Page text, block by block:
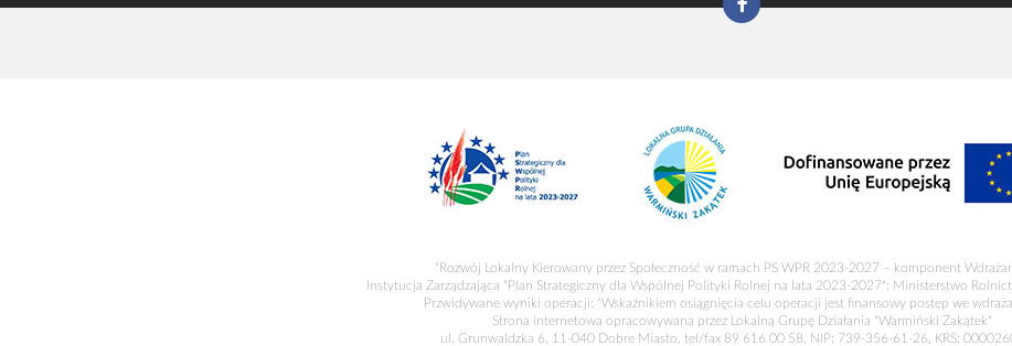
"Rozwój Lokalny Kierowany przez Społeczność w ramach PS WPR 2023-2027 – komponent
Instytucja Zarządzająca "Plan Strategiczny dla Wspólnej Polityki Rolnej na lata 2023-2027": Ministerstwo
Przwidywane wyniki operacji: "Wskaźnikiem osiągnięcia celu operacji jest finansowy postęp we
Strona internetowa opracowywana przez Lokalną Grupę Działania "Warmiński Zakątek"
ul. Grunwaldzka 6, 11-040 Dobre Miasto, tel/fax 89 616 00 58, NIP: 739-356-61-26, KRS: